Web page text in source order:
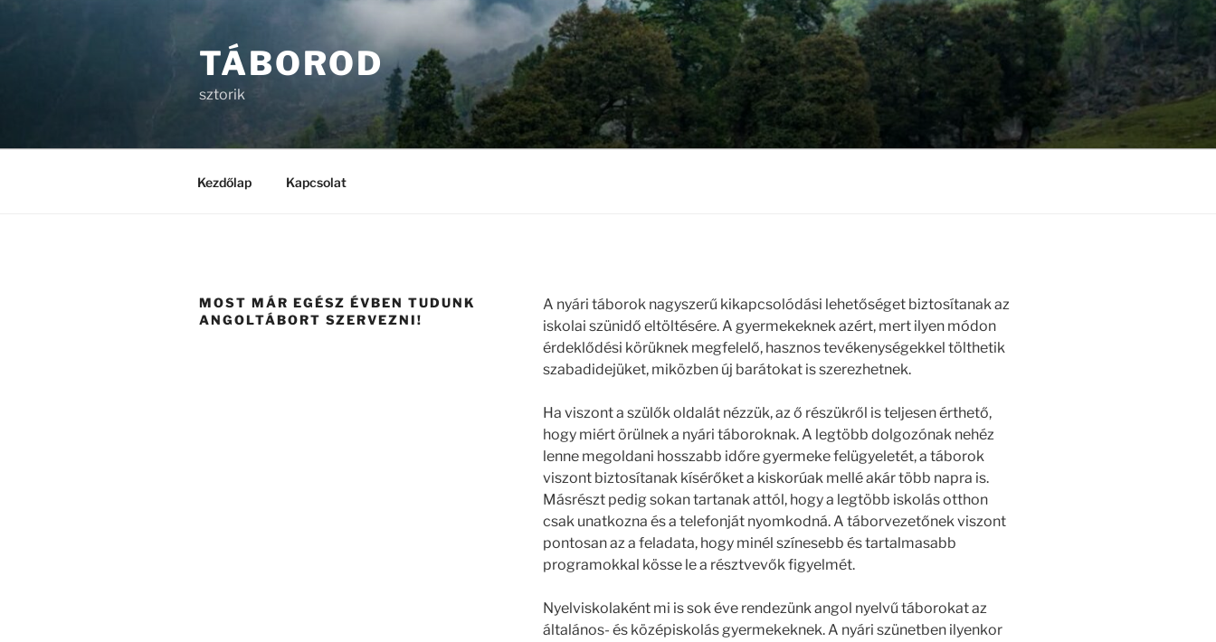
TÁBOROD
sztorik
Kezdőlap Kapcsolat
MOST MÁR EGÉSZ ÉVBEN TUDUNK
ANGOLTÁBORT SZERVEZNI!
A nyári táborok nagyszerű kikapcsolódási lehetőséget biztosítanak az
iskolai szünidő eltöltésére. A gyermekeknek azért, mert ilyen módon
érdeklődési körüknek megfelelő, hasznos tevékenységekkel tölthetik
szabadidejüket, miközben új barátokat is szerezhetnek.
Ha viszont a szülők oldalát nézzük, az ő részükről is teljesen érthető,
hogy miért örülnek a nyári táboroknak. A legtöbb dolgozónak nehéz
lenne megoldani hosszabb időre gyermeke felügyeletét, a táborok
viszont biztosítanak kísérőket a kiskorúak mellé akár több napra is.
Másrészt pedig sokan tartanak attól, hogy a legtöbb iskolás otthon
csak unatkozna és a telefonját nyomkodná. A táborvezetőnek viszont
pontosan az a feladata, hogy minél színesebb és tartalmasabb
programokkal kösse le a résztvevők figyelmét.
Nyelviskolaként mi is sok éve rendezünk angol nyelvű táborokat az
általános- és középiskolás gyermekeknek. A nyári szünetben ilyenkor